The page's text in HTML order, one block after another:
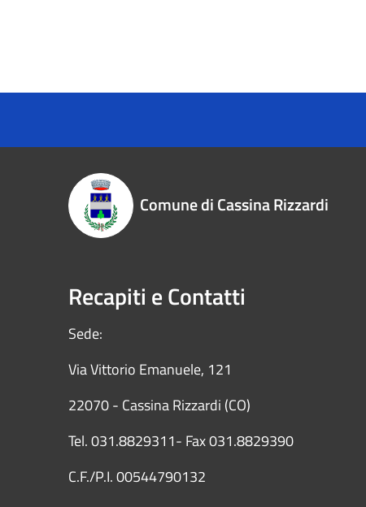
Comune di Cassina Rizzardi
Recapiti e Contatti
Sede:
Via Vittorio Emanuele, 121
22070 - Cassina Rizzardi (CO)
Tel. 031.8829311- Fax 031.8829390
C.F./P.I. 00544790132